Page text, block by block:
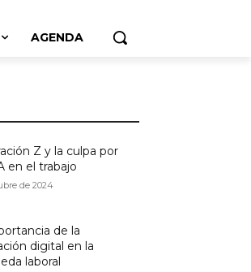
AGENDA
Z y la culpa por
en el trabajo
de 2024
de la
digital en la
laboral